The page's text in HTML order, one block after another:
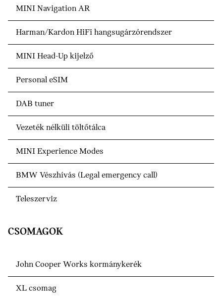
MINI Navigation AR
Harman/Kardon HiFi hangsugárzórendszer
MINI Head-Up kijelző
Personal eSIM
DAB tuner
Vezeték nélküli töltőtálca
MINI Experience Modes
BMW Vészhívás (Legal emergency call)
Teleszerviz
CSOMAGOK
John Cooper Works kormánykerék
XL csomag